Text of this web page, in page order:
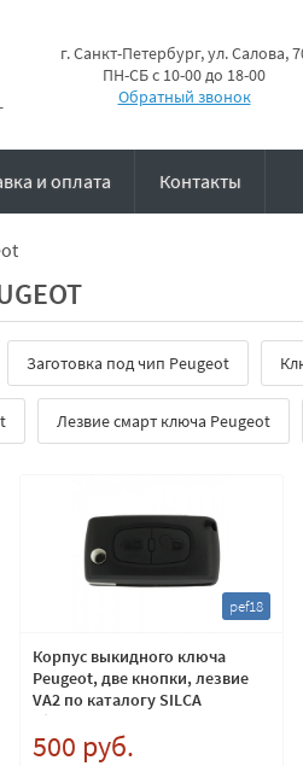
г. Санкт-Петербург, ул. Салова,
ПН-СБ с 10-00 до 18-00
Обратный звонок
и оплата Контакты
Заготовка под чип Peugeot
Лезвие смарт ключа Peugeot
pef18
Корпус выкидного ключа
Peugeot, две кнопки, лезвие
VA2 по каталогу SILCA
(батарея на плате ключа)
500 руб.